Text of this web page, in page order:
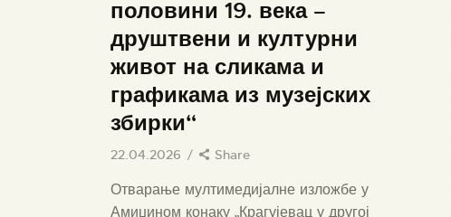
половини 19. века –
друштвени и културни
живот на сликама и
графикама из музејских
збирки“
22.04.2026 Share
Отварање мултимедијалне изложбе у
Амиџином конаку „Крагујевац у другој